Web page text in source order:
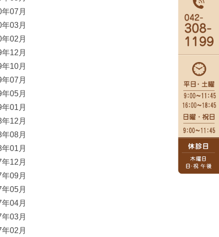
07月
03月
02月
12月
10月
07月
05月
01月
12月
08月
01月
12月
09月
05月
04月
03月
02月